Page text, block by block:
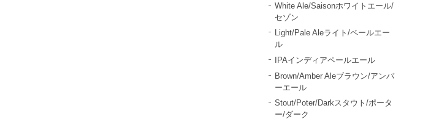
White Ale/Saisonホワイトエール/
セゾン
Light/Pale Aleライト/ペールエー
ル
IPAインディアペールエール
Brown/Amber Aleブラウン/アンバ
ーエール
Stout/Poter/Darkスタウト/ポータ
ー/ダーク